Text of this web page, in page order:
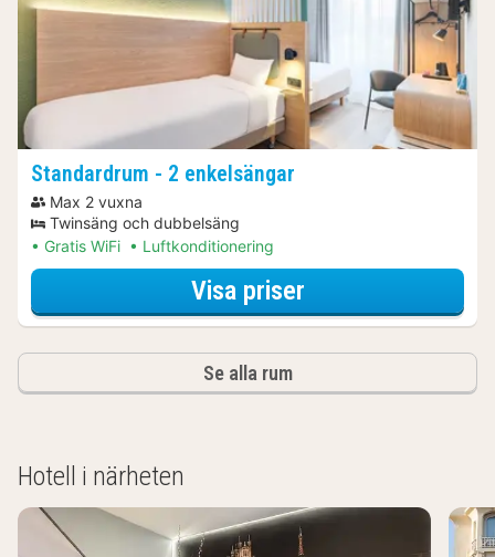
Standardrum - 2 enkelsängar
Max 2 vuxna
Twinsäng och dubbelsäng
Gratis WiFi
Luftkonditionering
Visa priserför Museumpaket
Se alla rum
Hotell i närheten